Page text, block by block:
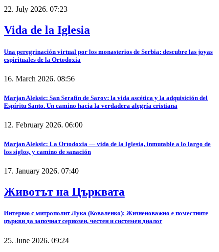
22. July 2026. 07:23
Vida de la Iglesia
Una peregrinación virtual por los monasterios de Serbia: descubre las joyas
espirituales de la Ortodoxia
16. March 2026. 08:56
Marjan Aleksic: San Serafín de Sarov: la vida ascética y la adquisición del
Espíritu Santo. Un camino hacia la verdadera alegría cristiana
12. February 2026. 06:00
Marjan Aleksic: La Ortodoxia — vida de la Iglesia, inmutable a lo largo de
los siglos, y camino de sanación
17. January 2026. 07:40
Животът на Църквата
Интервю с митрополит Лука (Коваленко): Жизненоважно е поместните
църкви да започнат сериозен, честен и системен диалог
25. June 2026. 09:24